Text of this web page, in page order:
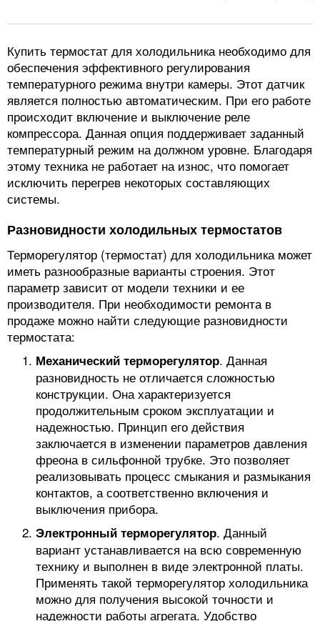
Купить термостат для холодильника необходимо для
обеспечения эффективного регулирования
температурного режима внутри камеры. Этот датчик
является полностью автоматическим. При его работе
происходит включение и выключение реле
компрессора. Данная опция поддерживает заданный
температурный режим на должном уровне. Благодаря
этому техника не работает на износ, что помогает
исключить перегрев некоторых составляющих
системы.
Разновидности холодильных термостатов
Терморегулятор (термостат) для холодильника может
иметь разнообразные варианты строения. Этот
параметр зависит от модели техники и ее
производителя. При необходимости ремонта в
продаже можно найти следующие разновидности
термостата:
Механический терморегулятор. Данная
разновидность не отличается сложностью
конструкции. Она характеризуется
продолжительным сроком эксплуатации и
надежностью. Принцип его действия
заключается в изменении параметров давления
фреона в сильфонной трубке. Это позволяет
реализовывать процесс смыкания и размыкания
контактов, а соответственно включения и
выключения прибора.
Электронный терморегулятор. Данный
вариант устанавливается на всю современную
технику и выполнен в виде электронной платы.
Применять такой терморегулятор холодильника
можно для получения высокой точности и
надежности работы агрегата. Удобство